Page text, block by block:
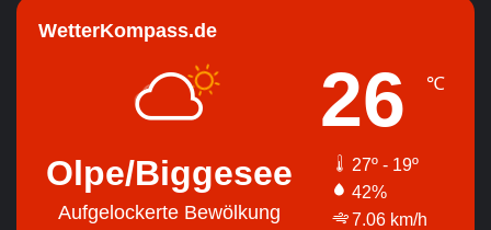
WetterKompass.de
Olpe/Biggesee
Aufgelockerte Bewölkung
26 ℃
27º - 19º
42%
7.06 km/h